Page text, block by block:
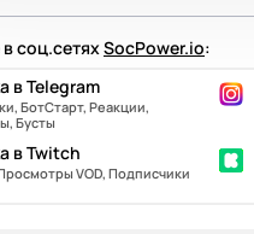
соц.сетяхSocPower.io:
в Telegram
БотСтарт, Реакции,
Бусты
в Twitch
VOD, Подписчики